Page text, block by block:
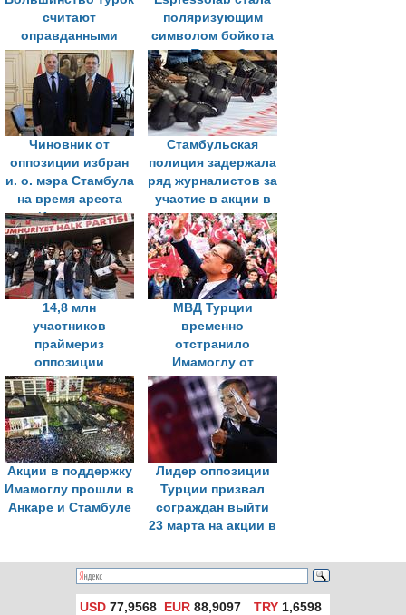
считают
оправданными
акции в поддержку
Имамоглу
поляризующим
символом бойкота
в Турции?
Чиновник от
оппозиции избран
и. о. мэра Стамбула
на время ареста
Имамоглу
Стамбульская
полиция задержала
ряд журналистов за
участие в акции в
поддержку
Имамоглу
14,8 млн
участников
праймериз
оппозиции
выдвинули
Имамоглу
кандидатом в
президенты Турции
МВД Турции
временно
отстранило
Имамоглу от
должности мэра
Стамбула
Акции в поддержку
Имамоглу прошли в
Анкаре и Стамбуле
Лидер оппозиции
Турции призвал
сограждан выйти
23 марта на акции в
Имамоглу
USD 77,9568 EUR 88,9097 TRY1,6598